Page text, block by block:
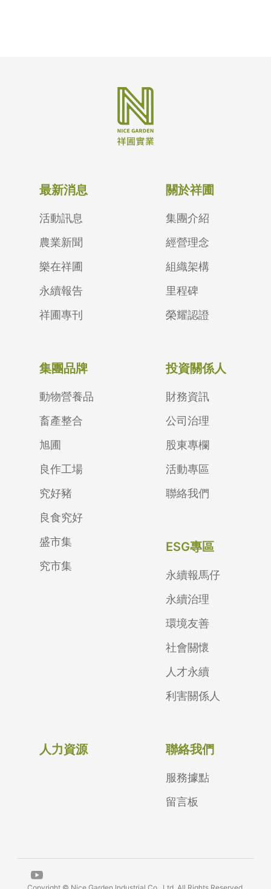
最新消息
活動訊息
農業新聞
樂在祥圃
永續報告
祥圃專刊
關於祥圃
集團介紹
經營理念
組織架構
里程碑
榮耀認證
集團品牌
動物營養品
畜產整合
旭圃
良作工場
究好豬
良食究好
盛市集
究市集
投資關係人
財務資訊
公司治理
股東專欄
活動專區
聯絡我們
ESG專區
永續報馬仔
永續治理
環境友善
社會關懷
人才永續
利害關係人
人力資源 聯絡我們
服務據點
留言板
Copyright © Nice Garden Industrial Co., Ltd. All Rights Reserved.